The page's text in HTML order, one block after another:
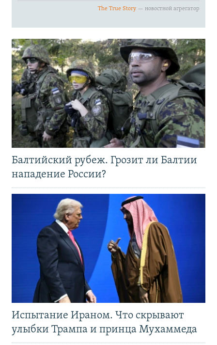
Балтийский рубеж. Грозит ли Балтии
нападение России?
Испытание Ираном. Что скрывают
улыбки Трампа и принца Мухаммеда